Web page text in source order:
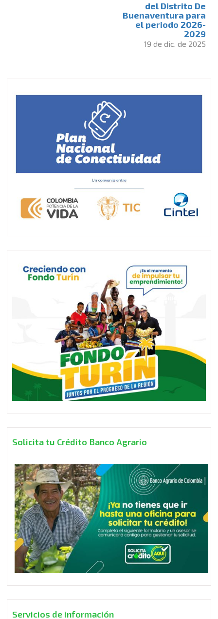
del Distrito De
Buenaventura para
el periodo 2026-
2029
19 de dic. de 2025
Solicita tu Crédito Banco Agrario
Servicios de información